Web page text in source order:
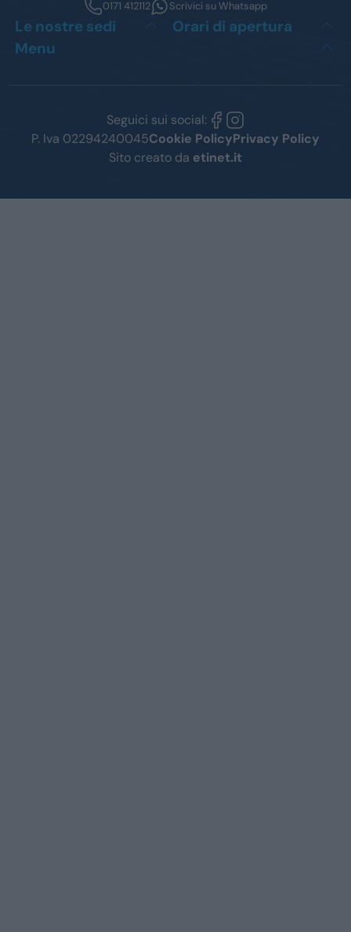
0171 412112 Scrivici su Whatsapp
Le nostre sedi
Orari di apertura
Menu
Seguici sui social:
P. Iva 02294240045Cookie PolicyPrivacy Policy
Sito creato da etinet.it